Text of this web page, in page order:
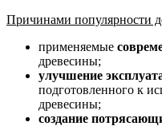
Причинами популярности
применяемые
древесины;
улучшение
подготовленного к
древесины;
создание